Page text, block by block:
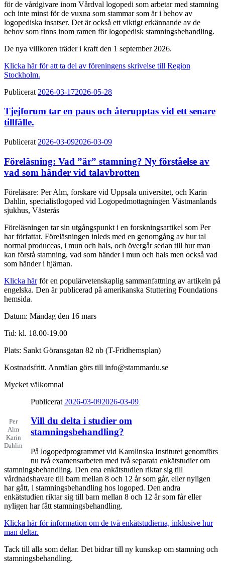
för de vårdgivare inom Vårdval logopedi som arbetar med stamning
och inte minst för de vuxna som stammar som är i behov av
logopediska insatser. Det är också ett viktigt erkännande av de
behov som finns inom ramen för logopedisk stamningsbehandling.
De nya villkoren träder i kraft den 1 september 2026.
Klicka här för att ta del av föreningens skrivelse till Region
Stockholm.
Publicerat 2026-03-172026-05-28
Tjejforum tar en paus och återupptas vid ett senare
tillfälle.
Publicerat 2026-03-092026-03-09
Föreläsning: Vad ”är” stamning? Ny förståelse av
vad som händer vid talavbrotten
Föreläsare: Per Alm, forskare vid Uppsala universitet, och Karin
Dahlin, specialistlogoped vid Logopedmottagningen Västmanlands
sjukhus, Västerås
Föreläsningen tar sin utgångspunkt i en forskningsartikel som Per
har författat. Föreläsningen inleds med en genomgång av hur tal
normal produceas, i mun och hals, och övergår sedan till hur man
kan förstå stamning, vad som händer i mun och hals men också vad
som händer i hjärnan.
Klicka härför en populärvetenskaplig sammanfattning av artikeln på
engelska. Den är publicerad på amerikanska Stuttering Foundations
hemsida.
Datum: Måndag den 16 mars
Tid: kl. 18.00-19.00
Plats: Sankt Göransgatan 82 nb (T-Fridhemsplan)
Kostnadsfritt. Anmälan görs till info@stammardu.se
Mycket välkomna!
Per
Alm
Karin
Dahlin
Publicerat 2026-03-092026-03-09
Vill du delta i studier om
stamningsbehandling?
På logopedprogrammet vid Karolinska Institutet genomförs
nu två examensarbeten med två separata enkätstudier om
stamningsbehandling. Den ena enkätstudien riktar sig till
vårdnadshavare till barn mellan 8 och 12 år som går, eller nyligen
har gått, i stamningsbehandling hos logoped. Den andra
enkätstudien riktar sig till barn mellan 8 och 12 år som får eller
nyligen har fått stamningsbehandling.
Klicka här för information om de två enkätstudierna, inklusive hur
man deltar.
Tack till alla som deltar. Det bidrar till ny kunskap om stamning och
stamningsbehandling.